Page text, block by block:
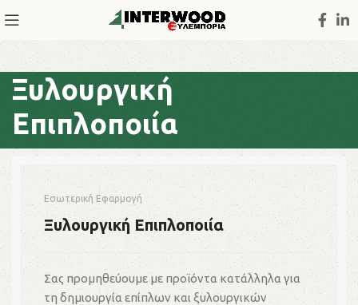
Ξυλουργική
Επιπλοποιία
Εσωτερική Εφαρμογή
Ξυλουργική Επιπλοποιία​
Σας προμηθεύουμε με προϊόντα κατάλληλα για
τη δημιουργία επίπλων και ξυλουργικών